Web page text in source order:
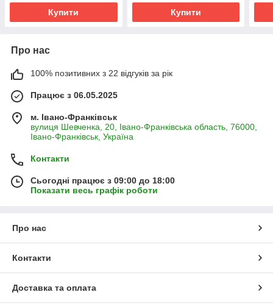
Купити Купити
Про нас
100% позитивних з 22 відгуків за рік
Працює з 06.05.2025
м. Івано-Франківськ
вулиця Шевченка, 20, Івано-Франківська область, 76000,
Івано-Франківськ, Україна
Контакти
Сьогодні працює з 09:00 до 18:00
Показати весь графік роботи
Про нас
Контакти
Доставка та оплата